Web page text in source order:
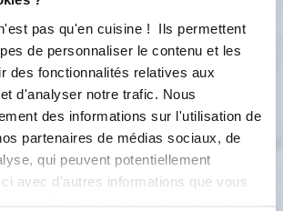
pas qu'en cuisine ! Ils permettent
de personnaliser le contenu et les
des fonctionnalités relatives aux
d'analyser notre trafic. Nous
des informations sur l'utilisation de
partenaires de médias sociaux, de
qui peuvent potentiellement
avec d'autres informations que vous